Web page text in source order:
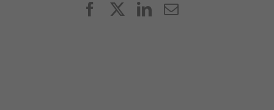
FacebookLinkedIn
E-